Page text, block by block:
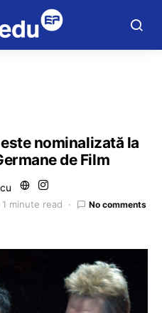
nominalizată la
de Film
1 minute read No comments